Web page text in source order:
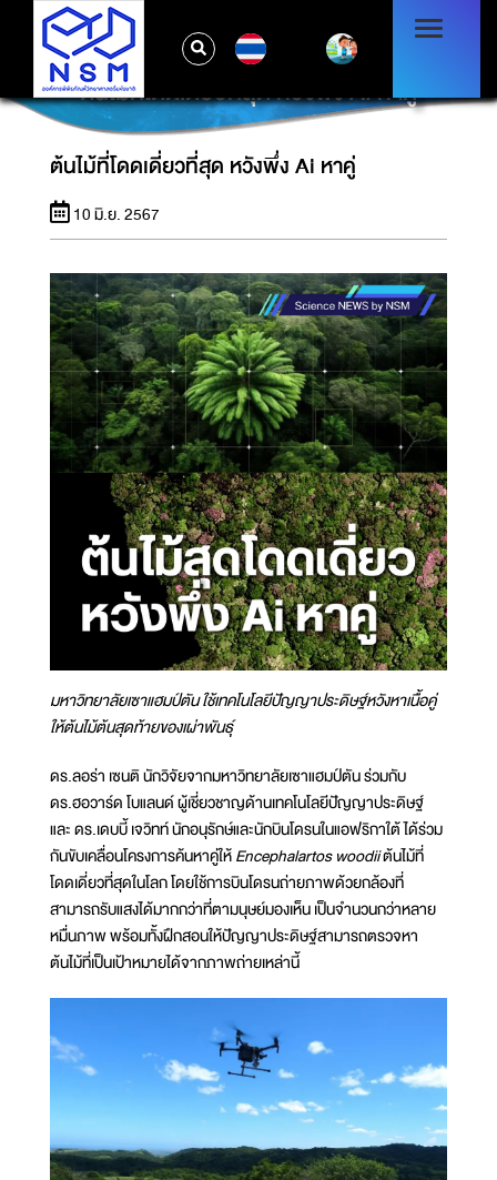
ต้นไม้ที่โดดเดี่ยวที่สุด หวังพึ่ง AI หาคู่
ต้นไม้ที่โดดเดี่ยวที่สุด หวังพึ่ง Ai หาคู่
10 มิ.ย. 2567
มหาวิทยาลัยเซาแฮมป์ตัน ใช้เทคโนโลยีปัญญาประดิษฐ์หวังหาเนื้อคู่
ให้ต้นไม้ต้นสุดท้ายของเผ่าพันธุ์
ดร.ลอร่า เซนติ นักวิจัยจากมหาวิทยาลัยเซาแฮมป์ตัน ร่วมกับ
ดร.ฮอวาร์ด โบแลนด์ ผู้เชี่ยวชาญด้านเทคโนโลยีปัญญาประดิษฐ์
และ ดร.เดบบี้ เจวิทท์ นักอนุรักษ์และนักบินโดรนในแอฟริกาใต้ ได้ร่วม
กันขับเคลื่อนโครงการค้นหาคู่ให้Encephalartos woodiiต้นไม้ที่
โดดเดี่ยวที่สุดในโลก โดยใช้การบินโดรนถ่ายภาพด้วยกล้องที่
สามารถรับแสงได้มากกว่าที่ตามนุษย์มองเห็น เป็นจำนวนกว่าหลาย
หมื่นภาพ พร้อมทั้งฝึกสอนให้ปัญญาประดิษฐ์สามารถตรวจหา
ต้นไม้ที่เป็นเป้าหมายได้จากภาพถ่ายเหล่านี้